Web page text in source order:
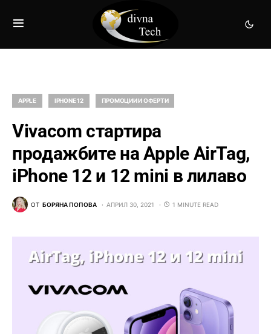
APPLE IPHONE 12 ПРОМОЦИИ И ОФЕРТИ
Vivacom стартира
продажбите на Apple AirTag,
iPhone 12 и 12 mini в лилаво
ОТ БОРЯНА ПОПОВА АПРИЛ 30, 2021 1 MINUTE READ